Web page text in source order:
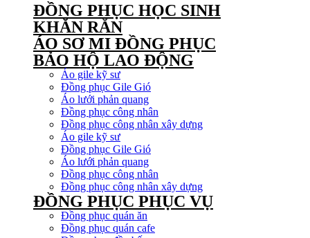
ĐỒNG PHỤC HỌC SINH
KHĂN RẰN
ÁO SƠ MI ĐỒNG PHỤC
BẢO HỘ LAO ĐỘNG
Áo gile kỹ sư
Đồng phục Gile Gió
Áo lưới phản quang
Đồng phục công nhân
Đồng phục công nhân xây dựng
Áo gile kỹ sư
Đồng phục Gile Gió
Áo lưới phản quang
Đồng phục công nhân
Đồng phục công nhân xây dựng
ĐỒNG PHỤC PHỤC VỤ
Đồng phục quán ăn
Đồng phục quán cafe